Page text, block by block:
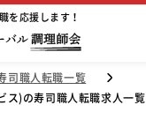
を応援します！
司職人転職一覧
ス)の寿司職人転職求人一覧